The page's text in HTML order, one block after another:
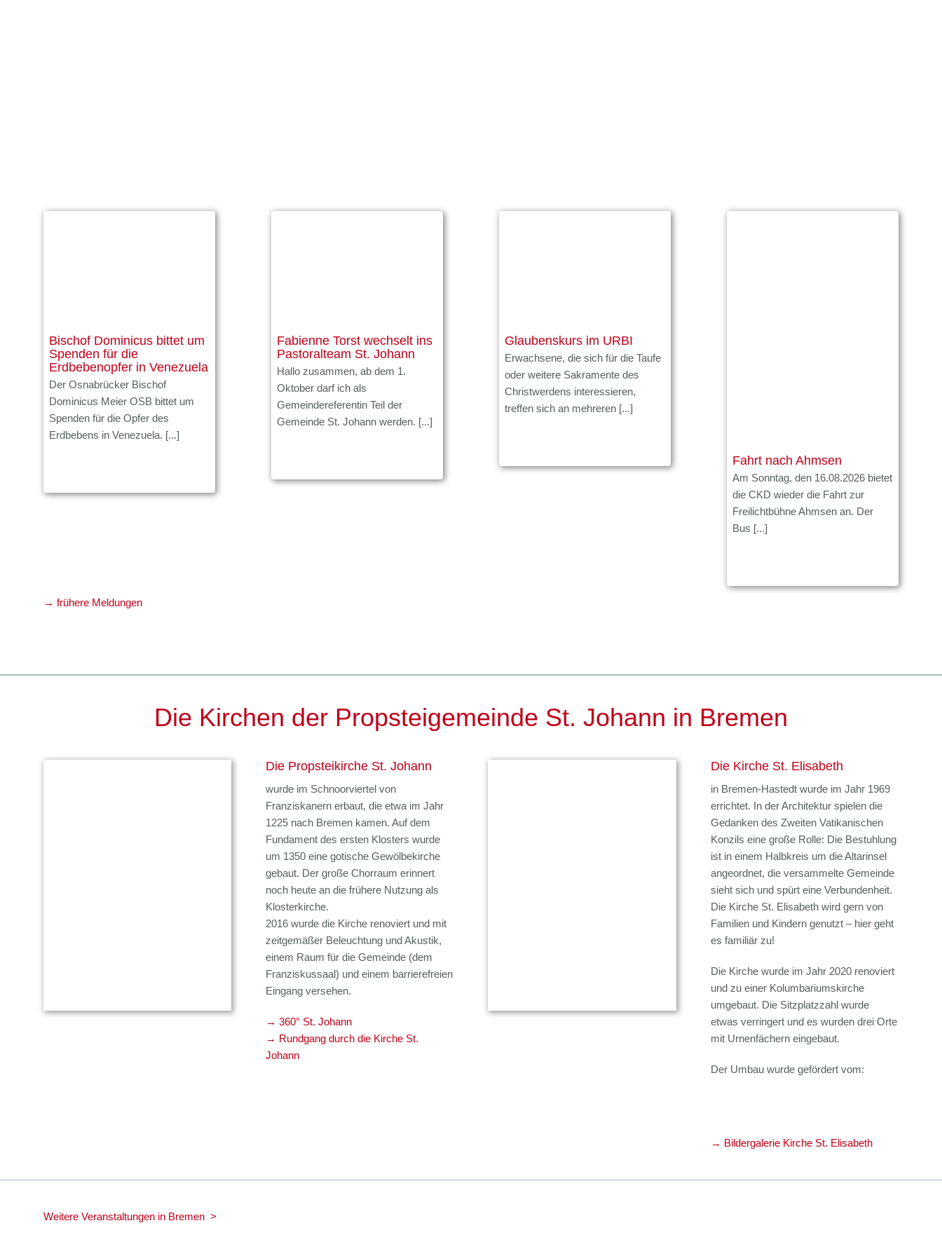
Bischof Dominicus bittet um
Spenden für die
Erdbebenopfer in Venezuela
Der Osnabrücker Bischof
Dominicus Meier OSB bittet um
Spenden für die Opfer des
Erdbebens in Venezuela. [...]
Fabienne Torst wechselt ins
Pastoralteam St. Johann
Hallo zusammen, ab dem 1.
Oktober darf ich als
Gemeindereferentin Teil der
Gemeinde St. Johann werden. [...]
Glaubenskurs im URBI
Erwachsene, die sich für die Taufe
oder weitere Sakramente des
Christwerdens interessieren,
treffen sich an mehreren [...]
Fahrt nach Ahmsen
Am Sonntag, den 16.08.2026 bietet
die CKD wieder die Fahrt zur
Freilichtbühne Ahmsen an. Der
Bus [...]
→ frühere Meldungen
Die Kirchen der Propsteigemeinde St. Johann in Bremen
Die Propsteikirche St. Johann
wurde im Schnoorviertel von
Franziskanern erbaut, die etwa im Jahr
1225 nach Bremen kamen. Auf dem
Fundament des ersten Klosters wurde
um 1350 eine gotische Gewölbekirche
gebaut. Der große Chorraum erinnert
noch heute an die frühere Nutzung als
Klosterkirche.
2016 wurde die Kirche renoviert und mit
zeitgemäßer Beleuchtung und Akustik,
einem Raum für die Gemeinde (dem
Franziskussaal) und einem barrierefreien
Eingang versehen.
→ 360° St. Johann
→ Rundgang durch die Kirche St.
Johann
Die Kirche St. Elisabeth
in Bremen-Hastedt wurde im Jahr 1969
errichtet. In der Architektur spielen die
Gedanken des Zweiten Vatikanischen
Konzils eine große Rolle: Die Bestuhlung
ist in einem Halbkreis um die Altarinsel
angeordnet, die versammelte Gemeinde
sieht sich und spürt eine Verbundenheit.
Die Kirche St. Elisabeth wird gern von
Familien und Kindern genutzt – hier geht
es familiär zu!
Die Kirche wurde im Jahr 2020 renoviert
und zu einer Kolumbariumskirche
umgebaut. Die Sitzplatzzahl wurde
etwas verringert und es wurden drei Orte
mit Urnenfächern eingebaut.
Der Umbau wurde gefördert vom:
→ Bildergalerie Kirche St. Elisabeth
Weitere Veranstaltungen in Bremen >